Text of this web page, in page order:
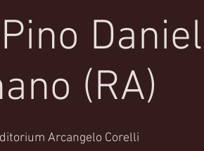
(RA)
Arcangelo Corelli